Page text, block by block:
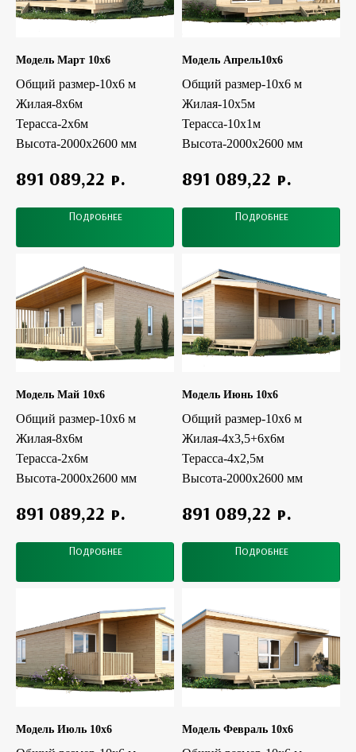
Модель Март 10x6
Общий размер-10х6 м
Жилая-8х6м
Терасса-2х6м
Высота-2000х2600 мм
891 089,22 р.
Подробнее
Модель Апрель10x6
Общий размер-10х6 м
Жилая-10х5м
Терасса-10х1м
Высота-2000х2600 мм
891 089,22 р.
Подробнее
Модель Май 10x6
Общий размер-10х6 м
Жилая-8х6м
Терасса-2х6м
Высота-2000х2600 мм
891 089,22 р.
Подробнее
Модель Июнь 10x6
Общий размер-10х6 м
Жилая-4х3,5+6х6м
Терасса-4х2,5м
Высота-2000х2600 мм
891 089,22 р.
Подробнее
Модель Июль 10x6 Модель Февраль 10x6